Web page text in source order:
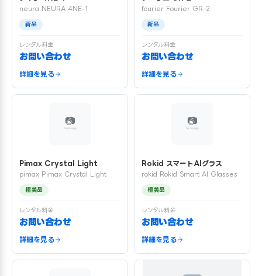
neura NEURA 4NE-1
新品
レンタル料金
お問い合わせ
詳細を見る
fourier Fourier GR-2
新品
レンタル料金
お問い合わせ
詳細を見る
Pimax Crystal Light
pimax Pimax Crystal Light
極美品
レンタル料金
お問い合わせ
詳細を見る
Rokid スマートAIグラス
rokid Rokid Smart AI Glasses
極美品
レンタル料金
お問い合わせ
詳細を見る